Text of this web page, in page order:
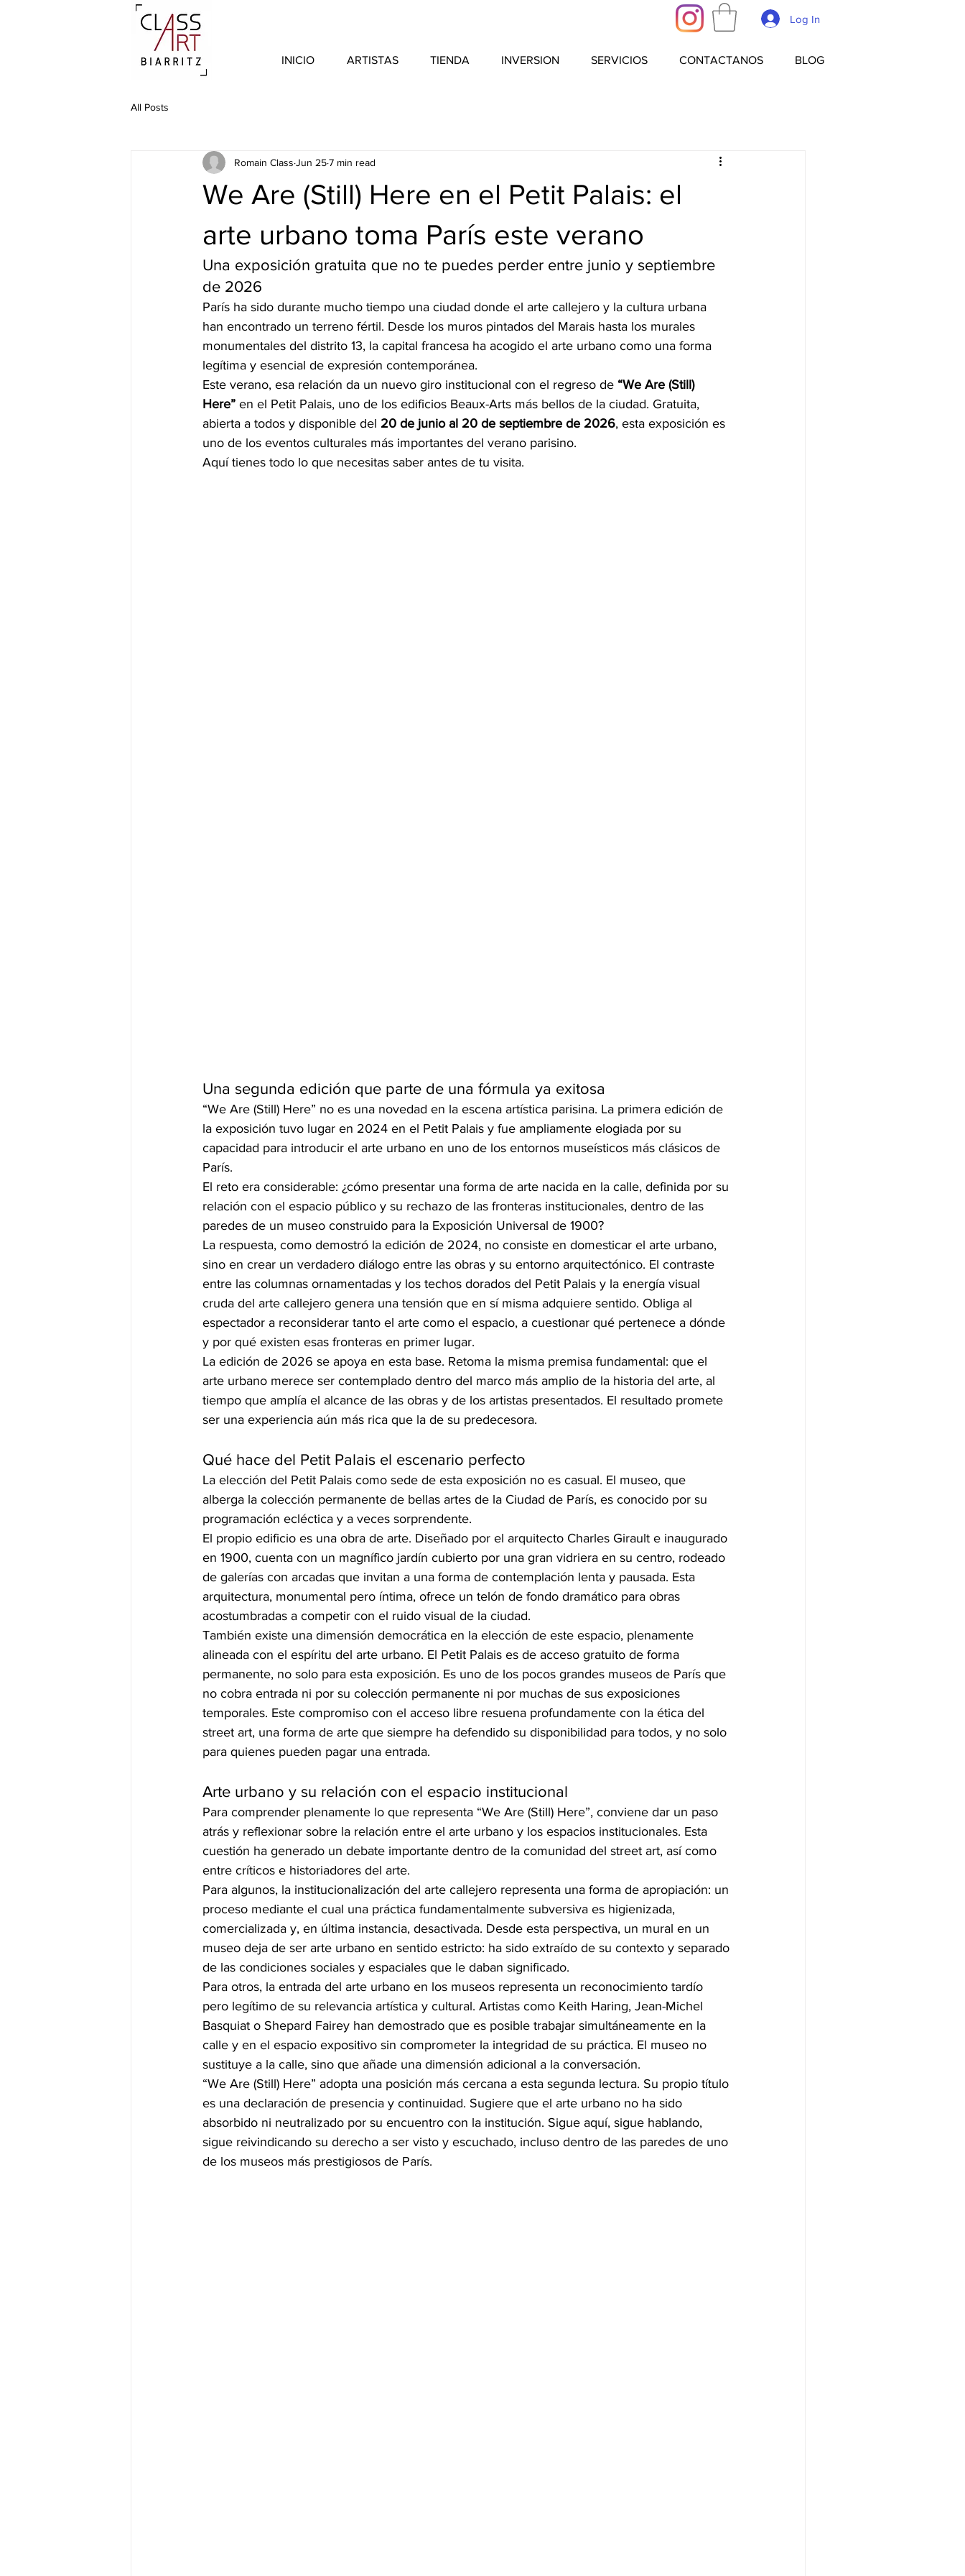
Log In
INICIO ARTISTAS TIENDA INVERSION SERVICIOS CONTACTANOS BLOG
All Posts
We Are (Still) Here en el Petit Palais: el
arte urbano toma París este verano
Romain Class Jun 257 min read
Una exposición gratuita que no te puedes perder entre junio y septiembre
de 2026
París ha sido durante mucho tiempo una ciudad donde el arte callejero y la cultura urbana
han encontrado un terreno fértil. Desde los muros pintados del Marais hasta los murales
monumentales del distrito 13, la capital francesa ha acogido el arte urbano como una forma
legítima y esencial de expresión contemporánea.
Este verano, esa relación da un nuevo giro institucional con el regreso de “We Are (Still)
Here” en el Petit Palais, uno de los edificios Beaux-Arts más bellos de la ciudad. Gratuita,
abierta a todos y disponible del 20 de junio al 20 de septiembre de 2026, esta exposición es
uno de los eventos culturales más importantes del verano parisino.
Aquí tienes todo lo que necesitas saber antes de tu visita.
Una segunda edición que parte de una fórmula ya exitosa
“We Are (Still) Here” no es una novedad en la escena artística parisina. La primera edición de
la exposición tuvo lugar en 2024 en el Petit Palais y fue ampliamente elogiada por su
capacidad para introducir el arte urbano en uno de los entornos museísticos más clásicos de
París.
El reto era considerable: ¿cómo presentar una forma de arte nacida en la calle, definida por su
relación con el espacio público y su rechazo de las fronteras institucionales, dentro de las
paredes de un museo construido para la Exposición Universal de 1900?
La respuesta, como demostró la edición de 2024, no consiste en domesticar el arte urbano,
sino en crear un verdadero diálogo entre las obras y su entorno arquitectónico. El contraste
entre las columnas ornamentadas y los techos dorados del Petit Palais y la energía visual
cruda del arte callejero genera una tensión que en sí misma adquiere sentido. Obliga al
espectador a reconsiderar tanto el arte como el espacio, a cuestionar qué pertenece a dónde
y por qué existen esas fronteras en primer lugar.
La edición de 2026 se apoya en esta base. Retoma la misma premisa fundamental: que el
arte urbano merece ser contemplado dentro del marco más amplio de la historia del arte, al
tiempo que amplía el alcance de las obras y de los artistas presentados. El resultado promete
ser una experiencia aún más rica que la de su predecesora.
Qué hace del Petit Palais el escenario perfecto
La elección del Petit Palais como sede de esta exposición no es casual. El museo, que
alberga la colección permanente de bellas artes de la Ciudad de París, es conocido por su
programación ecléctica y a veces sorprendente.
El propio edificio es una obra de arte. Diseñado por el arquitecto Charles Girault e inaugurado
en 1900, cuenta con un magnífico jardín cubierto por una gran vidriera en su centro, rodeado
de galerías con arcadas que invitan a una forma de contemplación lenta y pausada. Esta
arquitectura, monumental pero íntima, ofrece un telón de fondo dramático para obras
acostumbradas a competir con el ruido visual de la ciudad.
También existe una dimensión democrática en la elección de este espacio, plenamente
alineada con el espíritu del arte urbano. El Petit Palais es de acceso gratuito de forma
permanente, no solo para esta exposición. Es uno de los pocos grandes museos de París que
no cobra entrada ni por su colección permanente ni por muchas de sus exposiciones
temporales. Este compromiso con el acceso libre resuena profundamente con la ética del
street art, una forma de arte que siempre ha defendido su disponibilidad para todos, y no solo
para quienes pueden pagar una entrada.
Arte urbano y su relación con el espacio institucional
Para comprender plenamente lo que representa “We Are (Still) Here”, conviene dar un paso
atrás y reflexionar sobre la relación entre el arte urbano y los espacios institucionales. Esta
cuestión ha generado un debate importante dentro de la comunidad del street art, así como
entre críticos e historiadores del arte.
Para algunos, la institucionalización del arte callejero representa una forma de apropiación: un
proceso mediante el cual una práctica fundamentalmente subversiva es higienizada,
comercializada y, en última instancia, desactivada. Desde esta perspectiva, un mural en un
museo deja de ser arte urbano en sentido estricto: ha sido extraído de su contexto y separado
de las condiciones sociales y espaciales que le daban significado.
Para otros, la entrada del arte urbano en los museos representa un reconocimiento tardío
pero legítimo de su relevancia artística y cultural. Artistas como Keith Haring, Jean-Michel
Basquiat o Shepard Fairey han demostrado que es posible trabajar simultáneamente en la
calle y en el espacio expositivo sin comprometer la integridad de su práctica. El museo no
sustituye a la calle, sino que añade una dimensión adicional a la conversación.
“We Are (Still) Here” adopta una posición más cercana a esta segunda lectura. Su propio título
es una declaración de presencia y continuidad. Sugiere que el arte urbano no ha sido
absorbido ni neutralizado por su encuentro con la institución. Sigue aquí, sigue hablando,
sigue reivindicando su derecho a ser visto y escuchado, incluso dentro de las paredes de uno
de los museos más prestigiosos de París.